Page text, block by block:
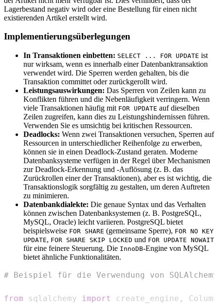
Lagerbestand negativ wird oder eine Bestellung für einen nicht
existierenden Artikel erstellt wird.
Implementierungsüberlegungen
In Transaktionen einbetten: SELECT ... FOR UPDATE ist
nur wirksam, wenn es innerhalb einer Datenbanktransaktion
verwendet wird. Die Sperren werden gehalten, bis die
Transaktion committet oder zurückgerollt wird.
Leistungsauswirkungen: Das Sperren von Zeilen kann zu
Konflikten führen und die Nebenläufigkeit verringern. Wenn
viele Transaktionen häufig mit FOR UPDATE auf dieselben
Zeilen zugreifen, kann dies zu Leistungshindernissen führen.
Verwenden Sie es umsichtig bei kritischen Ressourcen.
Deadlocks: Wenn zwei Transaktionen versuchen, Sperren auf
Ressourcen in unterschiedlicher Reihenfolge zu erwerben,
können sie in einen Deadlock-Zustand geraten. Moderne
Datenbanksysteme verfügen in der Regel über Mechanismen
zur Deadlock-Erkennung und -Auflösung (z. B. das
Zurückrollen einer der Transaktionen), aber es ist wichtig, die
Transaktionslogik sorgfältig zu gestalten, um deren Auftreten
zu minimieren.
Datenbankdialekte: Die genaue Syntax und das Verhalten
können zwischen Datenbanksystemen (z. B. PostgreSQL,
MySQL, Oracle) leicht variieren. PostgreSQL bietet
beispielsweise FOR SHARE (gemeinsame Sperre), FOR NO KEY
UPDATE, FOR SHARE SKIP LOCKED und FOR UPDATE NOWAIT
für eine feinere Steuerung. Die InnoDB-Engine von MySQL
bietet ähnliche Funktionalitäten.
# Beispiel für die Verwendung von
from sqlalchemy import create_engine ,
Column